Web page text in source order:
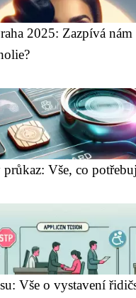
2025: Zazpívá nám
Vše, co
Vše o vystavení